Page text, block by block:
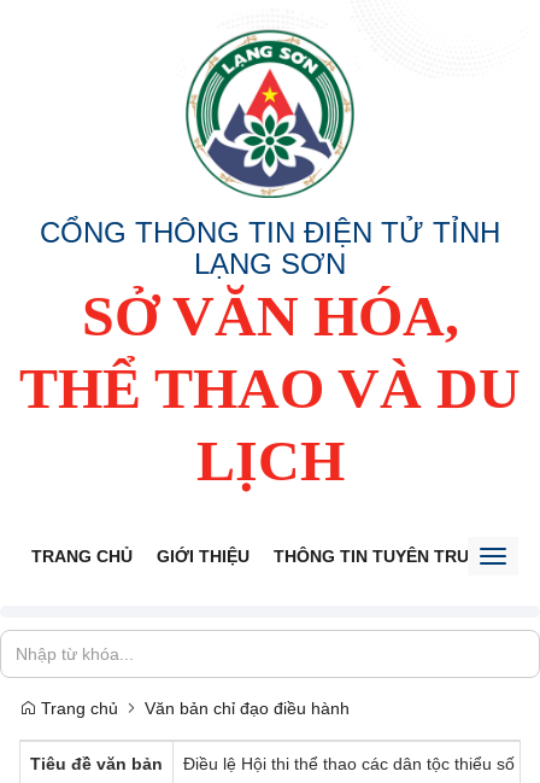
CỔNG THÔNG TIN ĐIỆN TỬ TỈNH
LẠNG SƠN
SỞ VĂN HÓA,
THỂ THAO VÀ DU
LỊCH
TRANG CHỦ GIỚI THIỆU THÔNG TIN TUYÊN TRUYỀN
Trang chủ Văn bản chỉ đạo điều hành
Tiêu đề văn bản Điều lệ Hội thi thể thao các dân tộc thiểu số